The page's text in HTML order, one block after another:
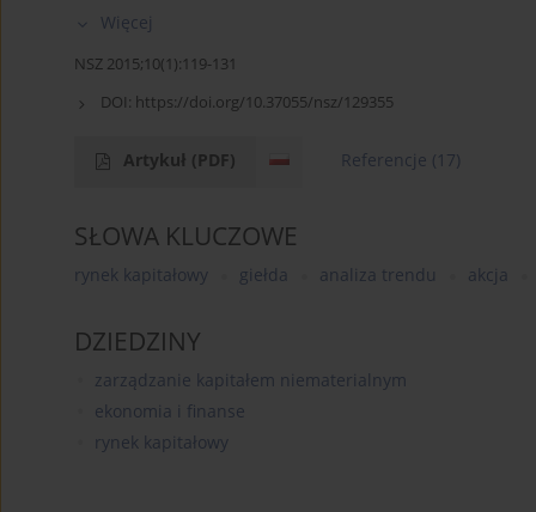
Więcej
NSZ 2015;10(1):119-131
DOI: https://doi.org/10.37055/nsz/129355
Artykuł (PDF) Referencje (17)
SŁOWA KLUCZOWE
rynek kapitałowy giełda analiza trendu akcja
DZIEDZINY
zarządzanie kapitałem niematerialnym
ekonomia i finanse
rynek kapitałowy